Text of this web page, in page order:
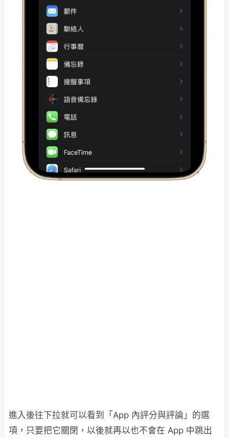
進入後往下拉就可以看到「App 內評分與評論」的選
項，只要把它關閉，以後就再以也不會在 App 中跳出